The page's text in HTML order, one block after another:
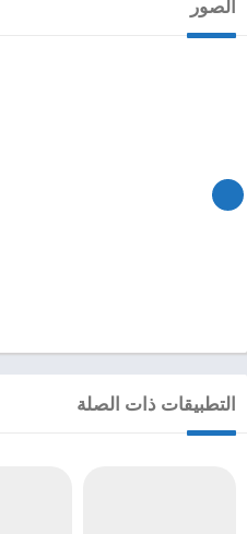
الصور
التطبيقات ذات الصلة